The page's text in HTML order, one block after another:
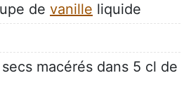
de vanille liquide
macérés dans 5 cl de